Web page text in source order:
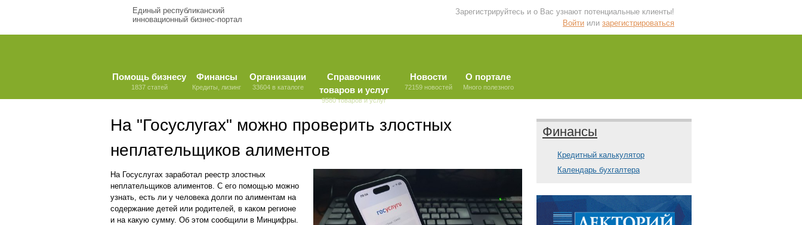
Единый республиканский
инновационный бизнес-портал
Зарегистрируйтесь и о Вас узнают потенциальные клиенты!
Войти или зарегистрироваться
Помощь бизнесу
1837 статей
Финансы
Кредиты, лизинг
Организации
33604 в каталоге
Справочник
товаров и услуг
9580 товаров и услуг
Новости
72159 новостей
О портале
Много полезного
На "Госуслугах" можно проверить злостных
неплательщиков алиментов
На Госуслугах заработал реестр злостных
неплательщиков алиментов. С его помощью можно
узнать, есть ли у человека долги по алиментам на
содержание детей или родителей, в каком регионе
и на какую сумму. Об этом сообщили в Минцифры.
Финансы
Кредитный калькулятор
Календарь бухгалтера